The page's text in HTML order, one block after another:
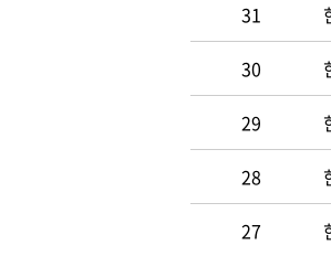
31
30
29
28
27